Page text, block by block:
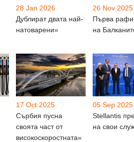
28 Jan 2026
Дублират двата най-
натоварени»
26 Nov 2025
Първа
на
17 Oct 2025
Сърбия пусна
своята част от
високоскоростната»
05 Sep 2025
Stellantis
на свои